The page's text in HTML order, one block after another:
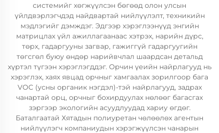
системийг хөгжүүлсэн бөгөөд олон улсын
үйлдвэрлэгчдэд найдвартай нийлүүлэлт, техникийн
мэдлэгийг дэмждэг. Эдгээр хэрэглээнүүд энгийн
матрицлах үйл ажиллагаанаас хэтрэх, нарийн дүрс,
төрх, гадаргууны загвар, гажиггүй гадаргуугийн
төгсгөл буюу өндөр нарийвчлал шаардсан детальд
хүртэл түгээн хэрэглэгддэг. Орчин үеийн найрлагууд нь
хэрэглэх, хаях явцад орчныг хамгаалах зорилгоор бага
VOC (усны органик нэгдэл)-тэй найрлагууд, задрах
чанартай орц, орчныг бохирдуулах нөлөөг багасгах
зэргээр экологийн асуудлуудад хариу өгдөг.
Баталгаатай Хятадын полиуретан чөлөөлөх агентын
нийлүүлэгч компаниудын хэрэгжүүлсэн чанарын